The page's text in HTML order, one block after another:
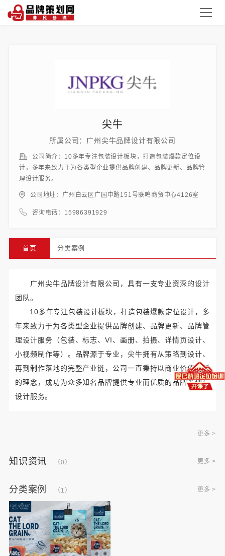
尖牛
所属公司：广州尖牛品牌设计有限公司
公司简介：10多年专注包装设计板块，打造包装爆款定位设
计，多年来致力于为各类型企业提供品牌创建、品牌更新、品牌管
理设计服务。
公司地址：广州白云区广园中路151号联鸣商贸中心4126室
咨询电话：15986391929
首页 分类案例
广州尖牛品牌设计有限公司，具有一支专业资深的设计
团队。
10多年专注包装设计板块，打造包装爆款定位设计，多
年来致力于为各类型企业提供品牌创建、品牌更新、品牌管
理设计服务（包装、标志、VI、画册、拍摄、详情页设计、
小视频制作等）。品牌源于专业，尖牛拥有从策略到设计、
再到制作落地的完整产业链，公司一直秉持以商业价值创新
的理念，成功为众多知名品牌提供专业而优质的品牌策划与
设计服务。
更多 >
知识资讯 （0） 更多 >
分类案例 （1） 更多 >